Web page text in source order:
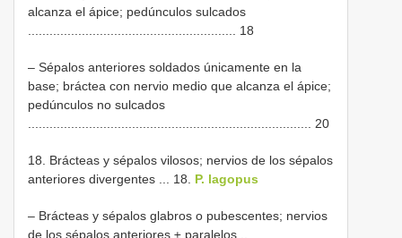
alcanza el ápice; pedúnculos sulcados
.......................................................... 18
– Sépalos anteriores soldados únicamente en la
base; bráctea con nervio medio que alcanza el ápice;
pedúnculos no sulcados
............................................................................... 20
18. Brácteas y sépalos vilosos; nervios de los sépalos
anteriores divergentes ... 18. P. lagopus
– Brácteas y sépalos glabros o pubescentes; nervios
de los sépalos anteriores ± paralelos ..